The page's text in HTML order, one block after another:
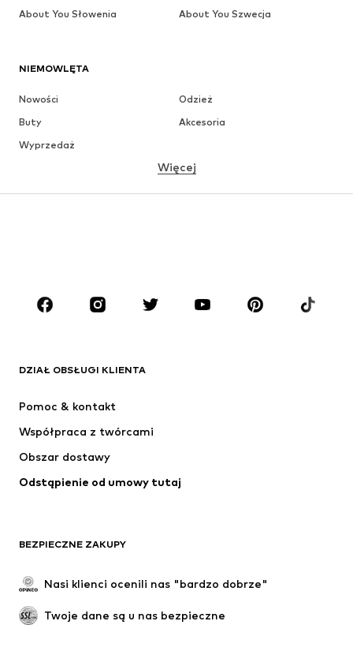
NIEMOWLĘTA
Nowości
Odzież
Buty
Akcesoria
Wyprzedaż
MARKI
Next
SUPERFIT
Więcej
DZIAŁ OBSŁUGI KLIENTA
Pomoc & kontakt
Współpraca z twórcami
Obszar dostawy
Odstąpienie od umowy tutaj
BEZPIECZNE ZAKUPY
Nasi klienci ocenili nas "bardzo dobrze"
Twoje dane są u nas bezpieczne
About You Słowenia
About You Szwecja